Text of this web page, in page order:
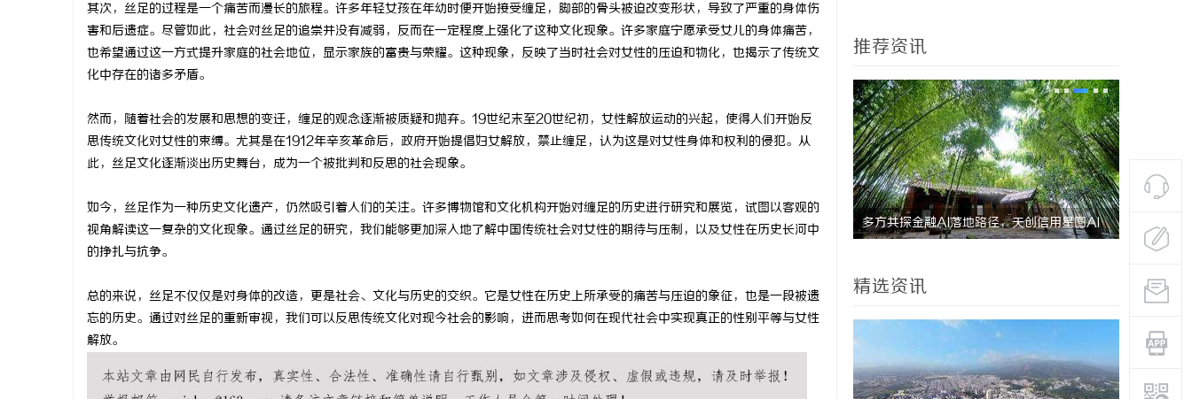
其次，丝足的过程是一个痛苦而漫长的旅程。许多年轻女孩在年幼时便开始接受缠足，脚部的骨头被迫改变形状，导致了严重的身体伤
害和后遗症。尽管如此，社会对丝足的追崇并没有减弱，反而在一定程度上强化了这种文化现象。许多家庭宁愿承受女儿的身体痛苦，
也希望通过这一方式提升家庭的社会地位，显示家族的富贵与荣耀。这种现象，反映了当时社会对女性的压迫和物化，也揭示了传统文
化中存在的诸多矛盾。
然而，随着社会的发展和思想的变迁，缠足的观念逐渐被质疑和抛弃。19世纪末至20世纪初，女性解放运动的兴起，使得人们开始反
思传统文化对女性的束缚。尤其是在1912年辛亥革命后，政府开始提倡妇女解放，禁止缠足，认为这是对女性身体和权利的侵犯。从
此，丝足文化逐渐淡出历史舞台，成为一个被批判和反思的社会现象。
如今，丝足作为一种历史文化遗产，仍然吸引着人们的关注。许多博物馆和文化机构开始对缠足的历史进行研究和展览，试图以客观的
视角解读这一复杂的文化现象。通过丝足的研究，我们能够更加深入地了解中国传统社会对女性的期待与压制，以及女性在历史长河中
的挣扎与抗争。
总的来说，丝足不仅仅是对身体的改造，更是社会、文化与历史的交织。它是女性在历史上所承受的痛苦与压迫的象征，也是一段被遗
忘的历史。通过对丝足的重新审视，我们可以反思传统文化对现今社会的影响，进而思考如何在现代社会中实现真正的性别平等与女性
解放。
推荐资讯
武汉配眼镜 上海配眼镜 商标购买：即买即用，规避侵权风险 多方共探金融AI落地路径，天创信用星图AI 2026年轻
关键因素
精选资讯